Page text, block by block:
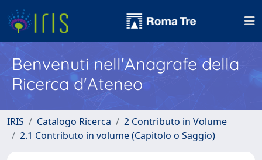
Benvenuti nell'Anagrafe della
Ricerca d'Ateneo
IRIS Catalogo Ricerca
2 Contributo in Volume
2.1 Contributo in volume (Capitolo o Saggio)